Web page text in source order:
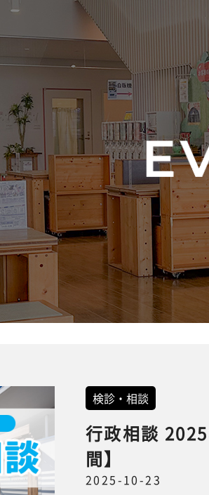
検診・相談
行政相談
間】
2025-10-23